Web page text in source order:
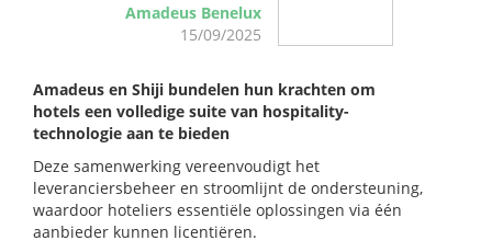
Amadeus Benelux
15/09/2025
Amadeus en Shiji bundelen hun krachten om
hotels een volledige suite van hospitality-
technologie aan te bieden
Deze samenwerking vereenvoudigt het
leveranciersbeheer en stroomlijnt de ondersteuning,
waardoor hoteliers essentiële oplossingen via één
aanbieder kunnen licentiëren.